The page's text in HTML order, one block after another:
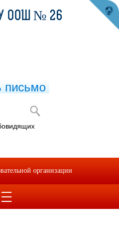
уровня
коррупции в
ООШ № 26
письмо
организации